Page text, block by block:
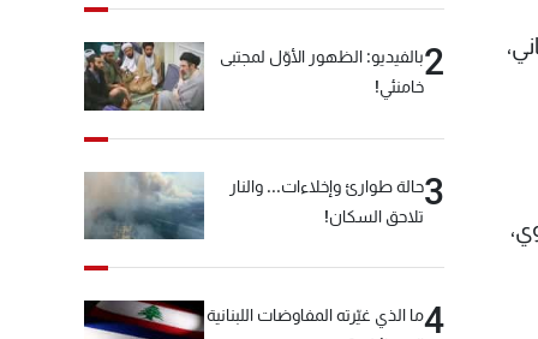
2بالفيديو: الظهور الأوّل لمجتبى
خامنئي!
3حالة طوارئ وإخلاءات... والنار
تلاحق السكان!
4ما الذي غيّرته المفاوضات اللبنانية